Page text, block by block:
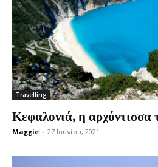
Travelling
Κεφαλονιά, η αρχόντισσα
Maggie - 27 Ιουνίου, 2021